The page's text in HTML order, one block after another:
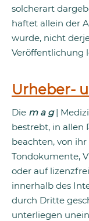
solcherart
haftet allein der
wurde, nicht
Veröffentlichung
Urheber-
Die m a g|
bestrebt, in allen
beachten, von
Tondokumente,
oder auf
innerhalb des
durch Dritte
unterliegen